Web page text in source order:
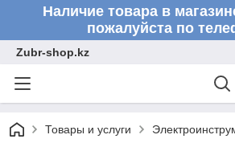
Наличие товара в
пожалуйста по
Zubr-shop.kz
Товары и услуги